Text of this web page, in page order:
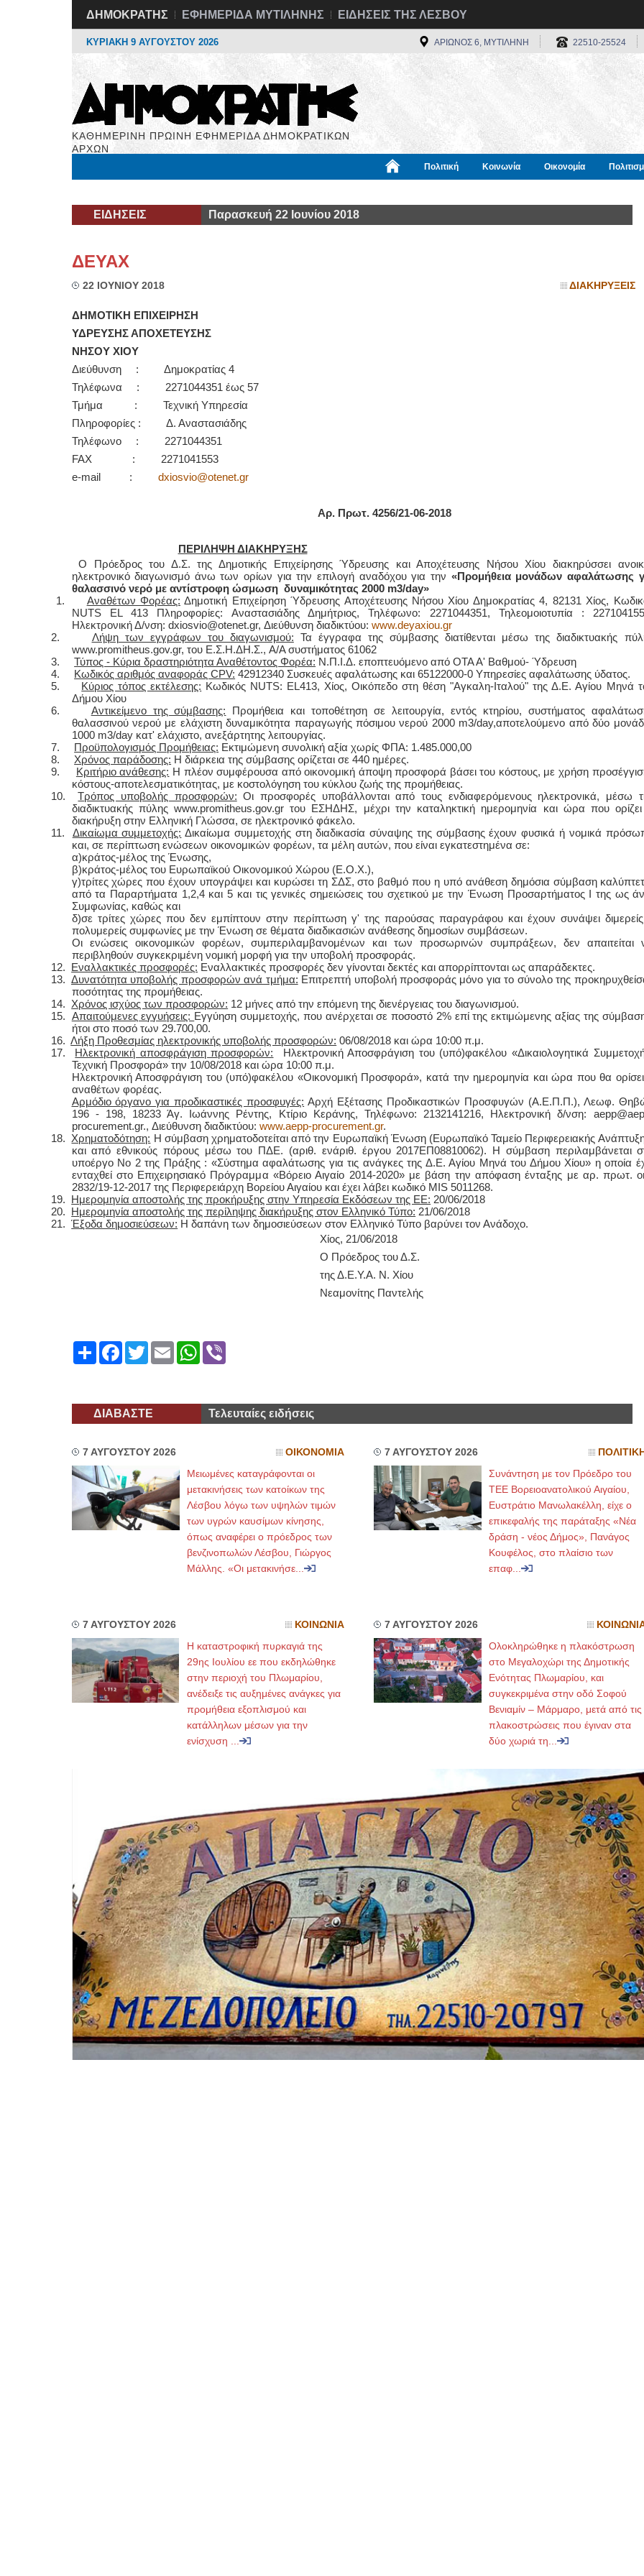
ΔΗΜΟΚΡΑΤΗΣ ΕΦΗΜΕΡΙΔΑ ΜΥΤΙΛΗΝΗΣ ΕΙΔΗΣΕΙΣ ΤΗΣ ΛΕΣΒΟΥ
ΚΥΡΙΑΚΗ 9 ΑΥΓΟΥΣΤΟΥ 2026 ΑΡΙΩΝΟΣ 6, ΜΥΤΙΛΗΝΗ 22510-25524
ΚΑΘΗΜΕΡΙΝΗ ΠΡΩΙΝΗ ΕΦΗΜΕΡΙΔΑ ΔΗΜΟΚΡΑΤΙΚΩΝ
ΑΡΧΩΝ
Πολιτική Κοινωνία Οικονομία
ΕΙΔΗΣΕΙΣ Παρασκευή 22 Ιουνίου 2018
ΔΕΥΑΧ
22 ΙΟΥΝΙΟΥ 2018 ΔΙΑΚΗΡΥΞΕΙΣ
ΔΗΜΟΤΙΚΗ ΕΠΙΧΕΙΡΗΣΗ
ΥΔΡΕΥΣΗΣ ΑΠΟΧΕΤΕΥΣΗΣ
ΝΗΣΟΥ ΧΙΟΥ
Διεύθυνση : Δημοκρατίας 4
Τηλέφωνα : 2271044351 έως 57
Τμήμα : Τεχνική Υπηρεσία
Πληροφορίες : Δ. Αναστασιάδης
Τηλέφωνο : 2271044351
FAX : 2271041553
e-mail : dxiosvio@otenet.gr
Αρ. Πρωτ. 4256/21-06-2018
ΠΕΡΙΛΗΨΗ ΔΙΑΚΗΡΥΞΗΣ
Ο Πρόεδρος του Δ.Σ. της Δημοτικής Επιχείρησης Ύδρευσης και Αποχέτευσης Νήσου Χίου διακηρύσσει
ηλεκτρονικό διαγωνισμό άνω των ορίων για την επιλογή αναδόχου για την «Προμήθεια μονάδων αφαλάτωσης
θαλασσινό νερό με αντίστροφη ώσμωση δυναμικότητας 2000 m3/day»
1. Αναθέτων Φορέας: Δημοτική Επιχείρηση Ύδρευσης Αποχέτευσης Νήσου Χίου Δημοκρατίας 4, 82131 Χίος,
NUTS EL 413 Πληροφορίες: Αναστασιάδης Δημήτριος, Τηλέφωνο: 2271044351, Τηλεομοιοτυπία :
Ηλεκτρονική Δ/νση: dxiosvio@otenet.gr, Διεύθυνση διαδικτύου: www.deyaxiou.gr
2. Λήψη των εγγράφων του διαγωνισμού: Τα έγγραφα της σύμβασης διατίθενται μέσω της διαδικτυακής
www.promitheus.gov.gr, του Ε.Σ.Η.ΔΗ.Σ., A/A συστήματος 61062
3.Τύπος - Κύρια δραστηριότητα Αναθέτοντος Φορέα: Ν.Π.Ι.Δ. εποπτευόμενο από ΟΤΑ Α' Βαθμού- Ύδρευση
4. Κωδικός αριθμός αναφοράς CPV: 42912340 Συσκευές αφαλάτωσης και 65122000-0 Υπηρεσίες αφαλάτωσης ύδατος.
5. Κύριος τόπος εκτέλεσης: Κωδικός NUTS: EL413, Χίος, Οικόπεδο στη θέση "Αγκαλη-Ιταλού" της Δ.Ε. Αγίου Μηνά
Δήμου Χίου
6. Αντικείμενο της σύμβασης: Προμήθεια και τοποθέτηση σε λειτουργία, εντός κτηρίου, συστήματος
θαλασσινού νερού με ελάχιστη δυναμικότητα παραγωγής πόσιμου νερού 2000 m3/day,αποτελούμενο από δύο
1000 m3/day κατ' ελάχιστο, ανεξάρτητης λειτουργίας.
7. Προϋπολογισμός Προμήθειας: Εκτιμώμενη συνολική αξία χωρίς ΦΠΑ: 1.485.000,00
8. Χρόνος παράδοσης: Η διάρκεια της σύμβασης ορίζεται σε 440 ημέρες.
9. Κριτήριο ανάθεσης: Η πλέον συμφέρουσα από οικονομική άποψη προσφορά βάσει του κόστους, με χρήση
κόστους-αποτελεσματικότητας, με κοστολόγηση του κύκλου ζωής της προμήθειας.
10.Τρόπος υποβολής προσφορών: Οι προσφορές υποβάλλονται από τους ενδιαφερόμενους ηλεκτρονικά, μέσω
διαδικτυακής πύλης www.promitheus.gov.gr του ΕΣΗΔΗΣ, μέχρι την καταληκτική ημερομηνία και ώρα που
διακήρυξη στην Ελληνική Γλώσσα, σε ηλεκτρονικό φάκελο.
11. Δικαίωμα συμμετοχής: Δικαίωμα συμμετοχής στη διαδικασία σύναψης της σύμβασης έχουν φυσικά ή νομικά
και, σε περίπτωση ενώσεων οικονομικών φορέων, τα μέλη αυτών, που είναι εγκατεστημένα σε:
α)κράτος-μέλος της Ένωσης,
β)κράτος-μέλος του Ευρωπαϊκού Οικονομικού Χώρου (Ε.Ο.Χ.),
γ)τρίτες χώρες που έχουν υπογράψει και κυρώσει τη ΣΔΣ, στο βαθμό που η υπό ανάθεση δημόσια σύμβαση
από τα Παραρτήματα 1,2,4 και 5 και τις γενικές σημειώσεις του σχετικού με την Ένωση Προσαρτήματος I της ως
Συμφωνίας, καθώς και
δ)σε τρίτες χώρες που δεν εμπίπτουν στην περίπτωση γ' της παρούσας παραγράφου και έχουν συνάψει
πολυμερείς συμφωνίες με την Ένωση σε θέματα διαδικασιών ανάθεσης δημοσίων συμβάσεων.
Οι ενώσεις οικονομικών φορέων, συμπεριλαμβανομένων και των προσωρινών συμπράξεων, δεν απαιτείται
περιβληθούν συγκεκριμένη νομική μορφή για την υποβολή προσφοράς.
12. Εναλλακτικές προσφορές: Εναλλακτικές προσφορές δεν γίνονται δεκτές και απορρίπτονται ως απαράδεκτες.
13. Δυνατότητα υποβολής προσφορών ανά τμήμα: Επιτρεπτή υποβολή προσφοράς μόνο για το σύνολο της
ποσότητας της προμήθειας.
14. Χρόνος ισχύος των προσφορών: 12 μήνες από την επόμενη της διενέργειας του διαγωνισμού.
15. Απαιτούμενες εγγυήσεις: Εγγύηση συμμετοχής, που ανέρχεται σε ποσοστό 2% επί της εκτιμώμενης αξίας της
ήτοι στο ποσό των 29.700,00.
16.Λήξη Προθεσμίας ηλεκτρονικής υποβολής προσφορών: 06/08/2018 και ώρα 10:00 π.μ.
17. Ηλεκτρονική αποσφράγιση προσφορών: Ηλεκτρονική Αποσφράγιση του (υπό)φακέλου «Δικαιολογητικά
Τεχνική Προσφορά» την 10/08/2018 και ώρα 10:00 π.μ.
Ηλεκτρονική Αποσφράγιση του (υπό)φακέλου «Οικονομική Προσφορά», κατά την ημερομηνία και ώρα που θα
αναθέτων φορέας.
Αρμόδιο όργανο για προδικαστικές προσφυγές: Αρχή Εξέτασης Προδικαστικών Προσφυγών (Α.Ε.Π.Π.), Λεωφ.
196 - 198, 18233 Άγ. Ιωάννης Ρέντης, Κτίριο Κεράνης, Τηλέφωνο: 2132141216, Ηλεκτρονική δ/νση:
procurement.gr., Διεύθυνση διαδικτύου: www.aepp-procurement.gr.
18. Χρηματοδότηση: Η σύμβαση χρηματοδοτείται από την Ευρωπαϊκή Ένωση (Ευρωπαϊκό Ταμείο Περιφερειακής
και από εθνικούς πόρους μέσω του ΠΔΕ. (αριθ. ενάριθ. έργου 2017ΕΠ08810062). Η σύμβαση περιλαμβάνεται
υποέργο Νο 2 της Πράξης : «Σύστημα αφαλάτωσης για τις ανάγκες της Δ.Ε. Αγίου Μηνά του Δήμου Χίου» η οποία
ενταχθεί στο Επιχειρησιακό Πρόγραμμα «Βόρειο Αιγαίο 2014-2020» με βάση την απόφαση ένταξης με αρ. πρωτ.
2832/19-12-2017 της Περιφερειάρχη Βορείου Αιγαίου και έχει λάβει κωδικό MIS 5011268.
19. Ημερομηνία αποστολής της προκήρυξης στην Υπηρεσία Εκδόσεων της ΕΕ: 20/06/2018
20. Ημερομηνία αποστολής της περίληψης διακήρυξης στον Ελληνικό Τύπο: 21/06/2018
21.Έξοδα δημοσιεύσεων: Η δαπάνη των δημοσιεύσεων στον Ελληνικό Τύπο βαρύνει τον Ανάδοχο.
Χίος, 21/06/2018
Ο Πρόεδρος του Δ.Σ.
της Δ.Ε.Υ.Α. Ν. Χίου
Νεαμονίτης Παντελής
ShareFacebook
TwitterEmailWhatsApp
Viber
ΔΙΑΒΑΣΤΕ Τελευταίες ειδήσεις
7 ΑΥΓΟΥΣΤΟΥ 2026 ΟΙΚΟΝΟΜΙΑ
Μειωμένες καταγράφονται οι
μετακινήσεις των κατοίκων της
Λέσβου λόγω των υψηλών τιμών
των υγρών καυσίμων κίνησης,
όπως αναφέρει ο πρόεδρος των
βενζινοπωλών Λέσβου, Γιώργος
Μάλλης. «Οι μετακινήσε...
7 ΑΥΓΟΥΣΤΟΥ 2026 ΠΟΛΙΤΙΚΗ
Συνάντηση με τον Πρόεδρο του
ΤΕΕ Βορειοανατολικού Αιγαίου,
Ευστράτιο Μανωλακέλλη, είχε ο
επικεφαλής της παράταξης «Νέα
δράση - νέος Δήμος», Πανάγος
Κουφέλος, στο πλαίσιο των
επαφ...
7 ΑΥΓΟΥΣΤΟΥ 2026 ΚΟΙΝΩΝΙΑ
Η καταστροφική πυρκαγιά της
29ης Ιουλίου εε που εκδηλώθηκε
στην περιοχή του Πλωμαρίου,
ανέδειξε τις αυξημένες ανάγκες για
προμήθεια εξοπλισμού και
κατάλληλων μέσων για την
ενίσχυση ...
7 ΑΥΓΟΥΣΤΟΥ 2026
Ολοκληρώθηκε η πλακόστρωση
στο Μεγαλοχώρι της Δημοτικής
Ενότητας Πλωμαρίου, και
συγκεκριμένα στην οδό Σοφού
Βενιαμίν – Μάρμαρο, μετά από τις
πλακοστρώσεις που έγιναν στα
δύο χωριά τη...
ΕΙΔΙΚΟΣ ΚΑΡΔΙΟΛΟΓΟΣ
Holter πίεσης και ρυθμού
Δοκιμασία κοπώσεως Φορητός
υπέρηχος
τηλ.2251302311
Γέρα:Παπάδος τηλ.22510-83600
aroniskos@gmail.com
Φυσικοθεραπεύτρια Manual Therapist
Σταυρουλάκη-Γαλάτη Ιφιγένεια
Πτυχιούχος Φυσικοθεραπείας
ΑΤΕΙ Θεσσαλονίκης-PAMP
Ασκληπιού 39 Χρυσομαλλούσα
Μυτιλήνη
τηλ. 22510-54898- 6977957180
ΙΩΑΝΝΗΣ Α. ΜΑΛΛΙΑΣ
ΟΦΘΑΛΜΙΑΤΡΟΣ
Διδάκτωρ Ιατρικής
Πανεπιστημίου
Καλλιπόλεως
2251038065
Χειρουργός
Έλενα Μπούμπα
Στρατιωτικός Ιατρός
Διπλωματούχος
2102467085 &
email-